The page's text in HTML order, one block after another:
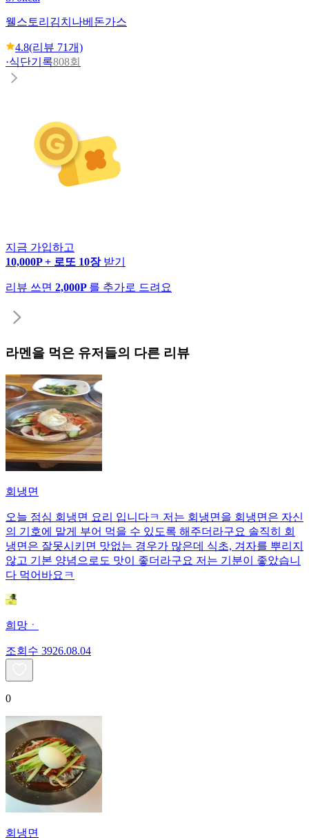
웰스토리 김치나베돈가스
4.8(리뷰 71개)
·식단기록808회
지금 가입하고
10,000P + 로또 10장 받기
리뷰 쓰면 2,000P 를 추가로 드려요
라멘 을 먹은 유저들의 다른 리뷰
회냉면
오늘 점심 회냉면 요리 입니다ㅋ 저는 회냉면을 회냉면은 자신
의 기호에 맡게 부어 먹을 수 있도록 해주더라구요 솔직히 회
냉면은 잘못시키면 맛없는 경우가 많은데 식초, 겨자를 뿌리지
않고 기본 양념으로도 맛이 좋더라구요 저는 기분이 좋았습니
다 먹어바요ㅋ
희망ㆍ
조회수 3926.08.04
0
회냉면